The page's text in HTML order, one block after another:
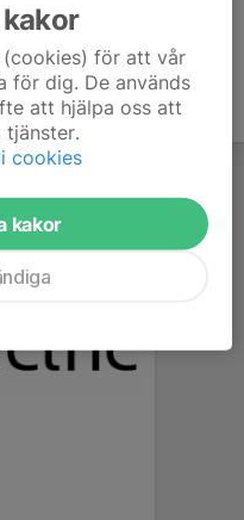
för att vår
för dig. De används
att hjälpa oss att
cookies
kakor